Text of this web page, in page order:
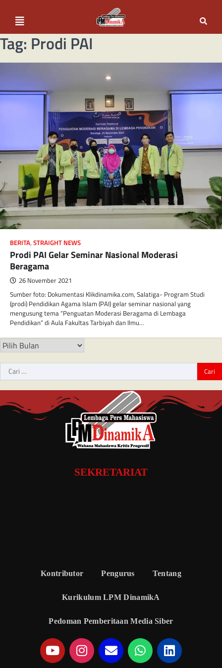
Tag: Prodi PAI
BERITA, STRAIGHT NEWS
Prodi PAI Gelar Seminar Nasional Moderasi
Beragama
26 November 2021
Sumber foto: Dokumentasi Klikdinamika.com, Salatiga- Program Studi
(prodi) Pendidikan Agama Islam (PAI) gelar seminar nasional yang
mengusung tema “Penguatan Moderasi Beragama di Lembaga
Pendidikan” di Aula Fakultas Tarbiyah dan Ilmu…
SEKRETARIAT
Kontributor Pengurus Tentang
Kurikulum LPM DinamikA
Pedoman Pemberitaan Media Siber